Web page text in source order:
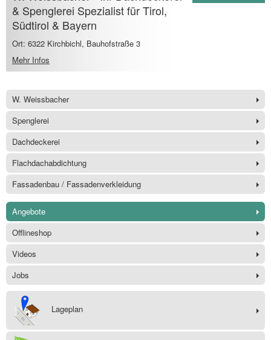
& Spenglerei Spezialist für Tirol,
Südtirol & Bayern
Ort: 6322 Kirchbichl, Bauhofstraße 3
Mehr Infos
W. Weissbacher
Spenglerei
Dachdeckerei
Flachdachabdichtung
Fassadenbau / Fassadenverkleidung
Angebote
Offlineshop
Videos
Jobs
Lageplan